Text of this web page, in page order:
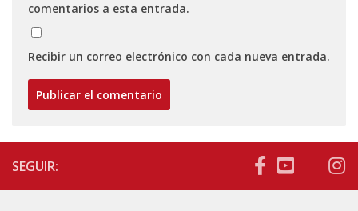
comentarios a esta entrada.
Recibir un correo electrónico con cada nueva entrada.
SEGUIR: